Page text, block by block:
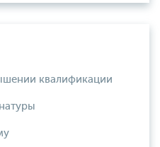
квалификации